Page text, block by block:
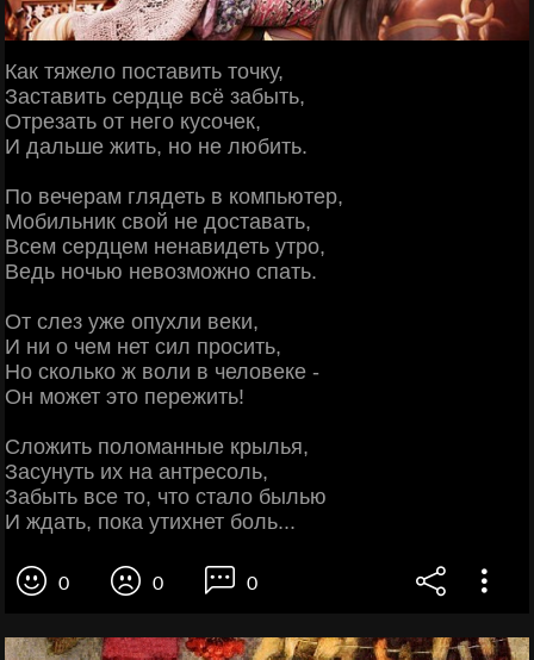
Как тяжело поставить точку,
Заставить сердце всё забыть,
Отрезать от него кусочек,
И дальше жить, но не любить.
По вечерам глядеть в компьютер,
Мобильник свой не доставать,
Всем сердцем ненавидеть утро,
Ведь ночью невозможно спать.
От слез уже опухли веки,
И ни о чем нет сил просить,
Но сколько ж воли в человеке -
Он может это пережить!
Сложить поломанные крылья,
Засунуть их на антресоль,
Забыть все то, что стало былью
И ждать, пока утихнет боль...
0 0 0